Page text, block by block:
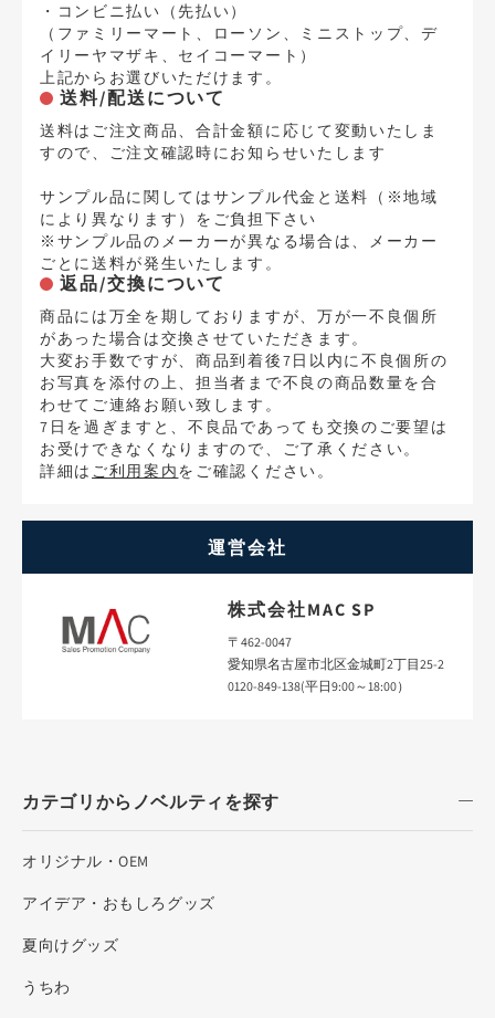
・コンビニ払い（先払い）
（ファミリーマート、ローソン、ミニストップ、デ
イリーヤマザキ、セイコーマート）
上記からお選びいただけます。
送料/配送について
送料はご注文商品、合計金額に応じて変動いたしま
すので、ご注文確認時にお知らせいたします
サンプル品に関してはサンプル代金と送料（※地域
により異なります）をご負担下さい
※サンプル品のメーカーが異なる場合は、メーカー
ごとに送料が発生いたします。
返品/交換について
商品には万全を期しておりますが、万が一不良個所
があった場合は交換させていただきます。
大変お手数ですが、商品到着後7日以内に不良個所の
お写真を添付の上、担当者まで不良の商品数量を合
わせてご連絡お願い致します。
7日を過ぎますと、不良品であっても交換のご要望は
お受けできなくなりますので、ご了承ください。
詳細は ご利用案内をご確認ください。
運営会社
株式会社MAC SP
〒462-0047
愛知県名古屋市北区金城町2丁目25-2
0120-849-138(平日9:00～18:00）
カテゴリからノベルティを探す
オリジナル・OEM
アイデア・おもしろグッズ
夏向けグッズ
うちわ